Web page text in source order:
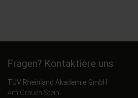
Fragen? Kontaktiere uns
TÜV Rheinland Akademie GmbH
Am Grauen Stein